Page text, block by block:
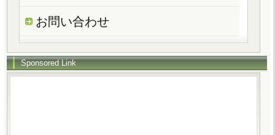
お問い合わせ
Sponsored Link